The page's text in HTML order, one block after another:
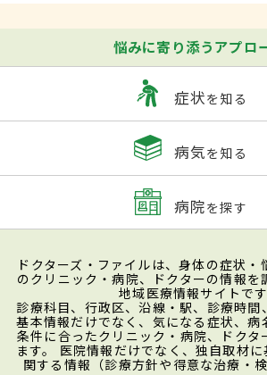
悩みに寄り添うアプロ
症状を知る
病気を知る
病院を探す
ドクターズ・ファイルは、身体の症状・
のクリニック・病院、ドクターの情報を
地域医療情報サイトです
診療科目、行政区、沿線・駅、診療時間
基本情報だけでなく、気になる症状、病
条件に合ったクリニック・病院、ドクタ
ます。 医院情報だけでなく、独自取材
関する情報（診療方針や得意な治療・